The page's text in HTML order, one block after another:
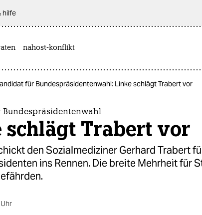
hilfe
nahost-konflikt
für Bundespräsidentenwahl: Linke schlägt Trabert vor
schlägt Trabert vor
den Sozialmediziner Gerhard Trabert
ins Rennen. Die breite Mehrheit für